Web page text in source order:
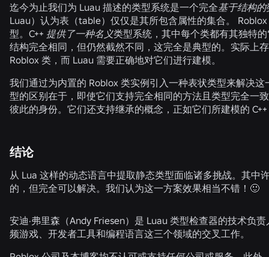
迄今为止我们为 Luau 描述的类型系统是一个完全基于结构的
Luau）认为表（table）仅仅是其所包含属性的集合。
型。C++ 提供了一种名义类型系统，其中每个类都有其独特
结构完全相同，但仍然截然不同，这完全是典型的。实际上
Roblox 类，而 Luau 需要正确地对它们进行建模。
我们通过为内置的 Roblox 类实例引入一种表状类型来解决
型的区别在于，即使它们支持完全相同的方法且类型完全一
彼此的身份。它们还支持继承的概念，正如它们所建模的
结论
从 Lua 这样的动态语言中提取静态类型面临诸多挑战。其中
的，但完全可以解决。我们认为这一方案效果相当不错！🙂
安迪·弗里森（Andy Friesen）是 Luau 类型检查器的技术负
频游戏、开发者工具和编程语言这三个领域的交叉工作。